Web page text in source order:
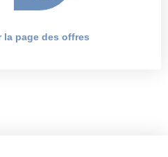
la page des offres